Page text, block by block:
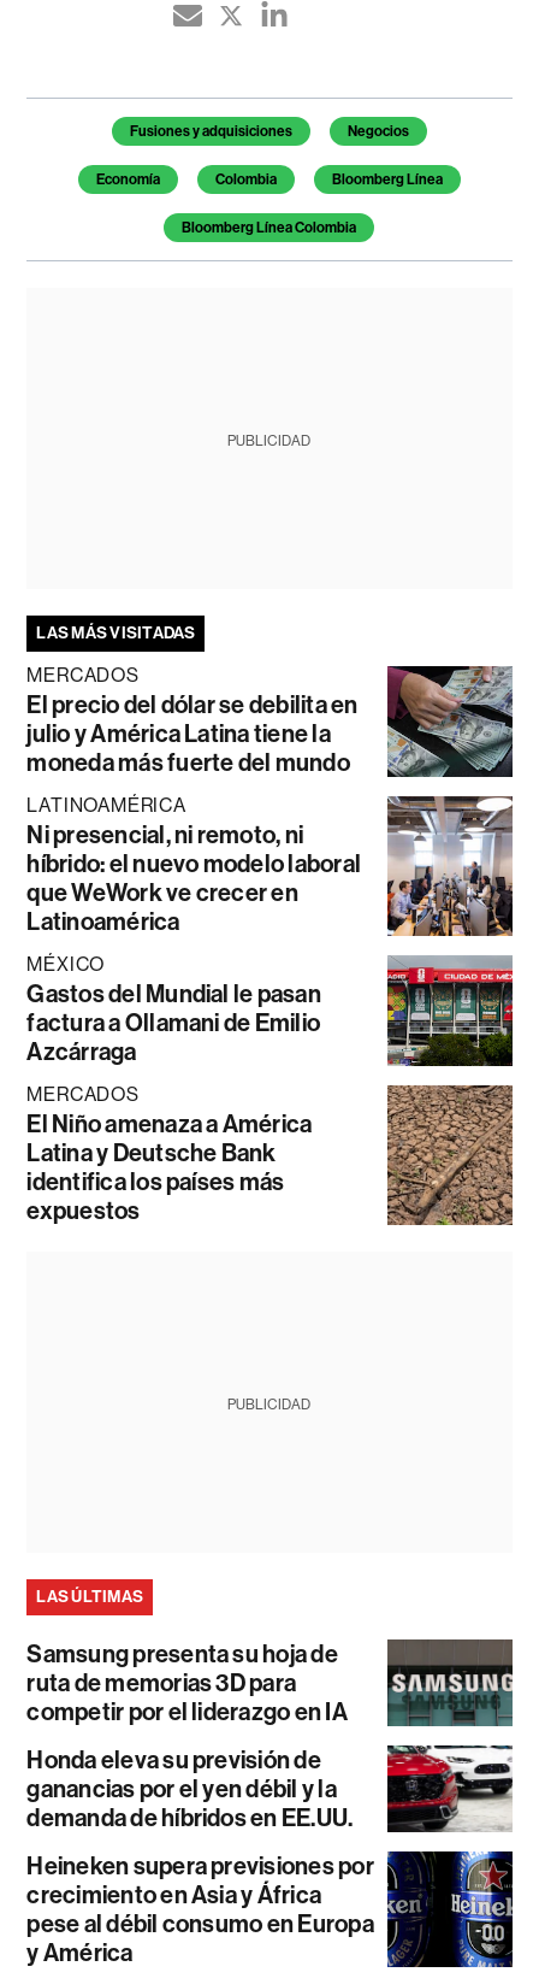
Temas de este artículo
Fusiones y adquisiciones Negocios
Economía Colombia Bloomberg Línea
Bloomberg Línea Colombia
PUBLICIDAD
LAS MÁS VISITADAS
MERCADOS
El precio del dólar se debilita en
julio y América Latina tiene la
moneda más fuerte del mundo
LATINOAMÉRICA
Ni presencial, ni remoto, ni
híbrido: el nuevo modelo laboral
que WeWork ve crecer en
Latinoamérica
MÉXICO
Gastos del Mundial le pasan
factura a Ollamani de Emilio
Azcárraga
MERCADOS
El Niño amenaza a América
Latina y Deutsche Bank
identifica los países más
expuestos
PUBLICIDAD
LAS ÚLTIMAS
Samsung presenta su hoja de
ruta de memorias 3D para
competir por el liderazgo en IA
Honda eleva su previsión de
ganancias por el yen débil y la
demanda de híbridos en EE.UU.
Heineken supera previsiones por
crecimiento en Asia y África
pese al débil consumo en Europa
y América